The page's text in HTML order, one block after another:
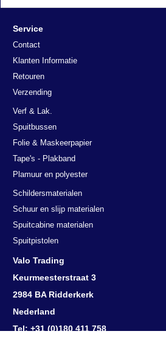
Service
Contact
Klanten Informatie
Retouren
Verzending
Verf & Lak.
Spuitbussen
Folie & Maskeerpapier
Tape's - Plakband
Plamuur en polyester
Schildersmaterialen
Schuur en slijp materialen
Spuitcabine materialen
Spuitpistolen
Valo Trading
Keurmeesterstraat 3
2984 BA Ridderkerk
Nederland
Tel: +31 (0)180 411 758